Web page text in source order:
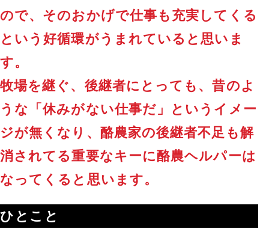
ので、そのおかげで仕事も充実してくる
という好循環がうまれていると思いま
す。
牧場を継ぐ、後継者にとっても、昔のよ
うな「休みがない仕事だ」というイメー
ジが無くなり、酪農家の後継者不足も解
消されてる重要なキーに酪農ヘルパーは
なってくると思います。
ひとこと